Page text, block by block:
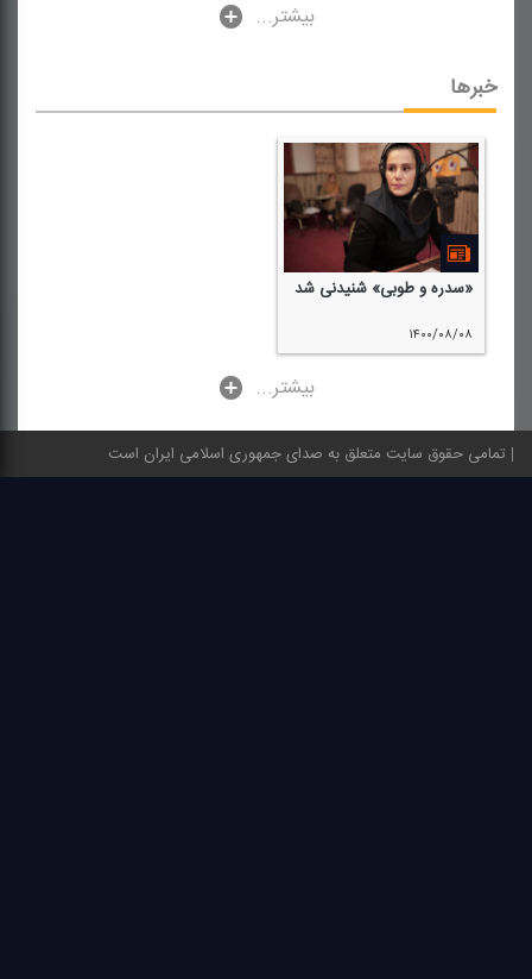
...بیشتر
خبرها
«سدره و طوبی» شنیدنی شد
۱۴۰۰/۰۸/۰۸
...بیشتر
تمامی حقوق سایت متعلق به صدای جمهوری اسلامی ایران است